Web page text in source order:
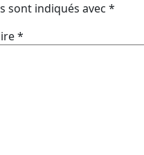
sont indiqués avec *
*